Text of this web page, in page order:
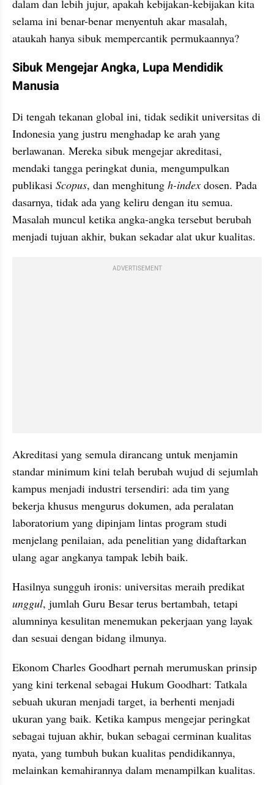
dalam dan lebih jujur, apakah kebijakan-kebijakan kita
selama ini benar-benar menyentuh akar masalah,
ataukah hanya sibuk mempercantik permukaannya?
Sibuk Mengejar Angka, Lupa Mendidik
Manusia
Di tengah tekanan global ini, tidak sedikit universitas di
Indonesia yang justru menghadap ke arah yang
berlawanan. Mereka sibuk mengejar akreditasi,
mendaki tangga peringkat dunia, mengumpulkan
publikasi Scopus, dan menghitung h-index dosen. Pada
dasarnya, tidak ada yang keliru dengan itu semua.
Masalah muncul ketika angka-angka tersebut berubah
menjadi tujuan akhir, bukan sekadar alat ukur kualitas.
ADVERTISEMENT
Akreditasi yang semula dirancang untuk menjamin
standar minimum kini telah berubah wujud di sejumlah
kampus menjadi industri tersendiri: ada tim yang
bekerja khusus mengurus dokumen, ada peralatan
laboratorium yang dipinjam lintas program studi
menjelang penilaian, ada penelitian yang didaftarkan
ulang agar angkanya tampak lebih baik.
unggul, jumlah Guru Besar terus bertambah, tetapi
alumninya kesulitan menemukan pekerjaan yang layak
dan sesuai dengan bidang ilmunya.
Ekonom Charles Goodhart pernah merumuskan prinsip
yang kini terkenal sebagai Hukum Goodhart: Tatkala
sebuah ukuran menjadi target, ia berhenti menjadi
ukuran yang baik. Ketika kampus mengejar peringkat
sebagai tujuan akhir, bukan sebagai cerminan kualitas
nyata, yang tumbuh bukan kualitas pendidikannya,
melainkan kemahirannya dalam menampilkan kualitas.